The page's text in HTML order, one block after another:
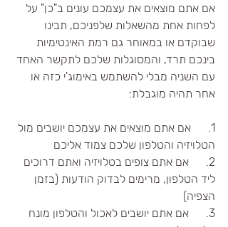
אם אתם מוצאים את עצמכם עונים ב"כן" על
לפחות אחת מהשאלות שלפניכם, תבינו
שבוקדם או במאוחר גם רמת האינטימיות
בינכם תרד, והמסוגלות שלכם לתקשר האחד
עם השניה מבלי להשתמש באימוג'י כזה או
אחר תהיה מוגבלת:
1.      אם אתם מוצאים את עצמכם יושבים מול
הטלויזיה והטלפון שלכם צמוד אליכם
2.      אם אתם צופים בטלויזיה ואתם דרוכים
ליד הטלפון, מרימים לבדוק הודעות (בזמן
הצפיה)
3.      אם אתם יושבים לאכול והטלפון מונח